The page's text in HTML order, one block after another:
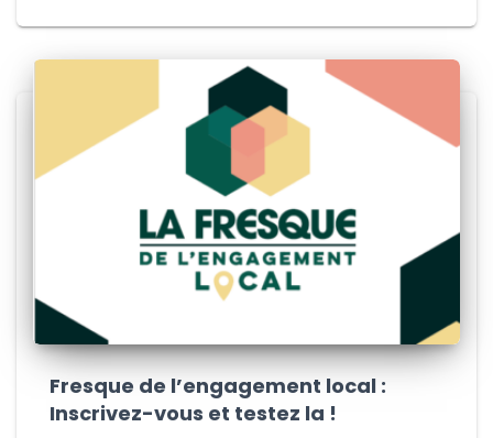
Fresque de l’engagement local :
Inscrivez-vous et testez la !